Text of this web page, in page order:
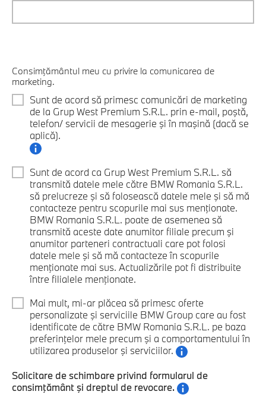
Consimţământul meu cu privire la comunicarea de
marketing.
Sunt de acord să primesc comunicări de marketing
de la Grup West Premium S.R.L. prin e-mail, poştă,
telefon/ servicii de mesagerie şi în maşină (dacă se
aplică).
Sunt de acord ca Grup West Premium S.R.L. să
transmită datele mele către BMW Romania S.R.L.
să prelucreze şi să folosească datele mele şi să mă
contacteze pentru scopurile mai sus menţionate.
BMW Romania S.R.L. poate de asemenea să
transmită aceste date anumitor filiale precum şi
anumitor parteneri contractuali care pot folosi
datele mele şi să mă contacteze în scopurile
menţionate mai sus. Actualizările pot fi distribuite
între filialele menţionate.
Mai mult, mi-ar plăcea să primesc oferte
personalizate şi serviciile BMW Group care au fost
identificate de către BMW Romania S.R.L. pe baza
preferinţelor mele precum şi a comportamentului în
utilizarea produselor şi serviciilor.
Solicitare de schimbare privind formularul de
consimţământ şi dreptul de revocare.